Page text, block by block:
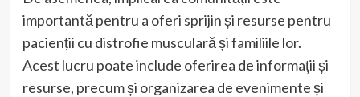
importantă pentru a oferi sprijin și resurse pentru
pacienții cu distrofie musculară și familiile lor.
Acest lucru poate include oferirea de informații și
resurse, precum și organizarea de evenimente și